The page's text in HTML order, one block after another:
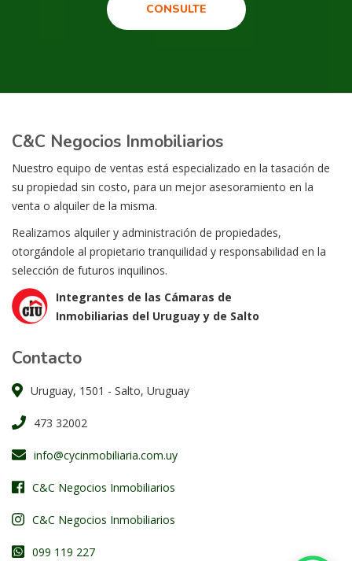
CONSULTE
C&C Negocios Inmobiliarios
Nuestro equipo de ventas está especializado en la tasación de
su propiedad sin costo, para un mejor asesoramiento en la
venta o alquiler de la misma.
Realizamos alquiler y administración de propiedades,
otorgándole al propietario tranquilidad y responsabilidad en la
selección de futuros inquilinos.
Integrantes de las Cámaras de
Inmobiliarias del Uruguay y de Salto
Contacto
Uruguay, 1501 - Salto, Uruguay
473 32002
info@cycinmobiliaria.com.uy
C&C Negocios Inmobiliarios
C&C Negocios Inmobiliarios
099 119 227